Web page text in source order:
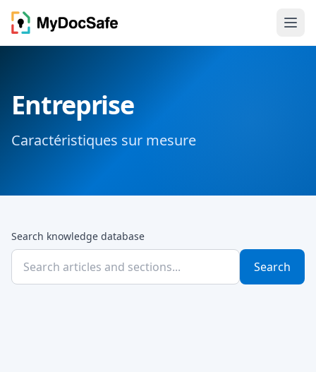
Entreprise
Caractéristiques sur mesure
Search knowledge database
Search